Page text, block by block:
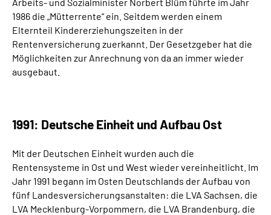
1986 die „Mütterrente“ ein. Seitdem werden einem
Elternteil Kindererziehungszeiten in der
Rentenversicherung zuerkannt. Der Gesetzgeber hat die
Möglichkeiten zur Anrechnung von da an immer wieder
ausgebaut.
1991: Deutsche Einheit und Aufbau Ost
Mit der Deutschen Einheit wurden auch die
Rentensysteme in Ost und West wieder vereinheitlicht. Im
Jahr 1991 begann im Osten Deutschlands der Aufbau von
fünf Landesversicherungsanstalten: die LVA Sachsen, die
LVA Mecklenburg-Vorpommern, die LVA Brandenburg, die